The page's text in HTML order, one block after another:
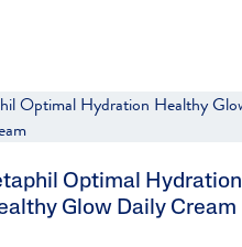
Optimal Hydration
Glow Daily Cream